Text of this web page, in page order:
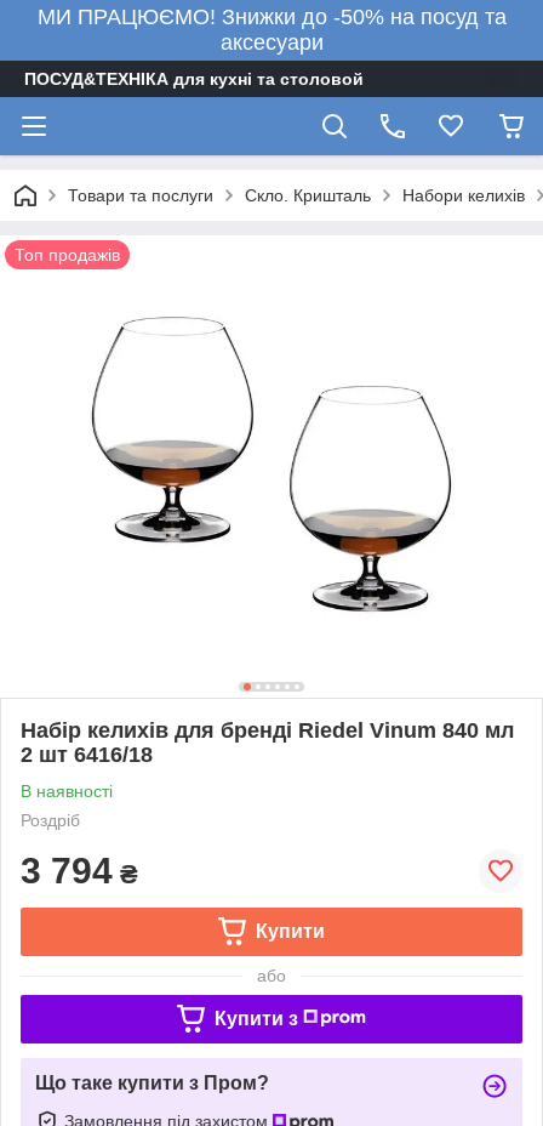
МИ ПРАЦЮЄМО! Знижки до -50% на посуд та
аксесуари
ПОСУД&ТЕХНІКА для кухні та столовой
Товари та послуги Скло. Кришталь Набори келихів
Топ продажів
Набір келихів для бренді Riedel Vinum 840 мл
2 шт 6416/18
В наявності
Роздріб
3 794 ₴
Купити
або
Купити з
Що таке купити з Пром?
Замовлення під захистом